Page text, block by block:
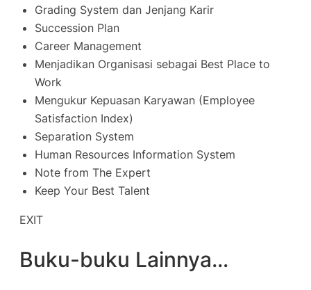
Grading System dan Jenjang Karir
Succession Plan
Career Management
Menjadikan Organisasi sebagai Best Place to
Work
Mengukur Kepuasan Karyawan (Employee
Satisfaction Index)
Separation System
Human Resources Information System
Note from The Expert
Keep Your Best Talent
EXIT
Buku-buku Lainnya…